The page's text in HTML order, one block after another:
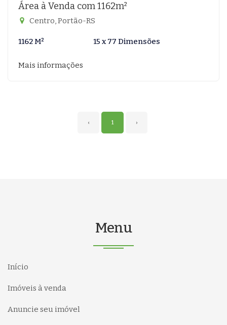
Área à Venda com 1162m²
Centro, Portão-RS
1162 M² 15 x 77 Dimensões
Mais informações
‹ 1 ›
Menu
Início
Imóveis à venda
Anuncie seu imóvel